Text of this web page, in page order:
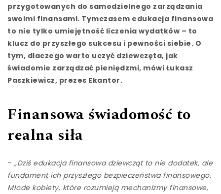
przygotowanych do samodzielnego zarządzania
swoimi finansami. Tymczasem edukacja finansowa
to nie tylko umiejętność liczenia wydatków – to
klucz do przyszłego sukcesu i pewności siebie. O
tym, dlaczego warto uczyć dziewczęta, jak
świadomie zarządzać pieniędzmi, mówi Łukasz
Paszkiewicz, prezes Ekantor.
Finansowa świadomość to
realna siła
– „Dziś edukacja finansowa dziewcząt to nie dodatek, ale
fundament ich przyszłego bezpieczeństwa finansowego.
Młode kobiety, które rozumieją mechanizmy finansowe,